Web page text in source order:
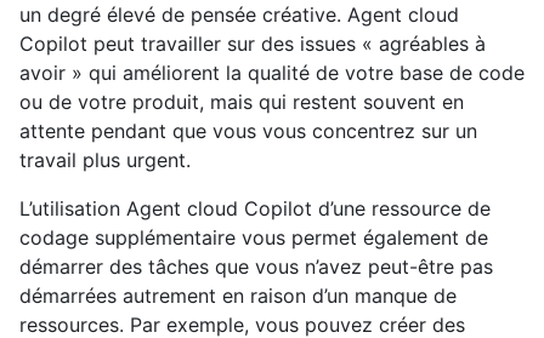
un degré élevé de pensée créative. Agent cloud
Copilot peut travailler sur des issues « agréables à
avoir » qui améliorent la qualité de votre base de code
ou de votre produit, mais qui restent souvent en
attente pendant que vous vous concentrez sur un
travail plus urgent.
L’utilisation Agent cloud Copilot d’une ressource de
codage supplémentaire vous permet également de
démarrer des tâches que vous n’avez peut-être pas
démarrées autrement en raison d’un manque de
ressources. Par exemple, vous pouvez créer des